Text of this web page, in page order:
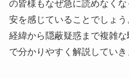
の皆様もなぜ急に読めなく
安を感じていることでしょ
経緯から隠蔽疑惑まで複雑
で分かりやすく解説していき